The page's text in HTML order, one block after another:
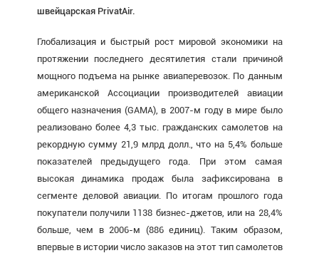
швейцарская PrivatAir.
Глобализация и быстрый рост мировой экономики на
протяжении последнего десятилетия стали причиной
мощного подъема на рынке авиаперевозок. По данным
американской Ассоциации производителей авиации
общего назначения (GAMA), в 2007-м году в мире было
реализовано более 4,3 тыс. гражданских самолетов на
рекордную сумму 21,9 млрд долл., что на 5,4% больше
показателей предыдущего года. При этом самая
высокая динамика продаж была зафиксирована в
сегменте деловой авиации. По итогам прошлого года
покупатели получили 1138 бизнес-джетов, или на 28,4%
больше, чем в 2006-м (886 единиц). Таким образом,
впервые в истории число заказов на этот тип самолетов